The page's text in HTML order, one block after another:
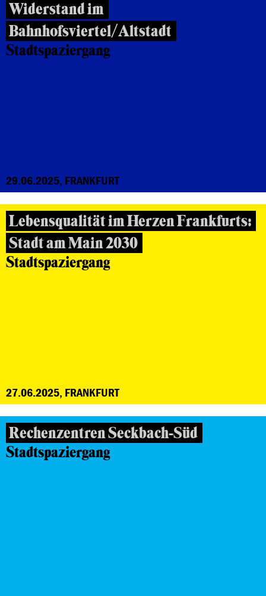
Widerstand im
Bahnhofsviertel/Altstadt
Stadtspaziergang
29.06.2025, FRANKFURT
Lebensqualität im Herzen Frankfurts:
Stadt am Main 2030
Stadtspaziergang
27.06.2025, FRANKFURT
Rechenzentren Seckbach-Süd
Stadtspaziergang